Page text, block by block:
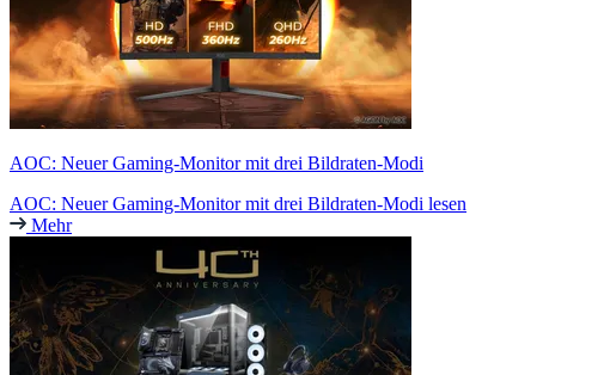
AOC: Neuer Gaming-Monitor mit drei Bildraten-Modi
AOC: Neuer Gaming-Monitor mit drei Bildraten-Modi lesen
Mehr